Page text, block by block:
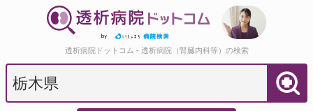
透析病院ドットコム - 透析病院（腎臓内科等）の検索